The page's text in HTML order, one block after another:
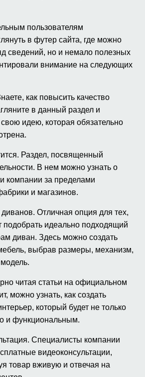
пользователям
в футер сайта, где можно
сведений, но и немало полезных
внимание на следующих
как повысить качество
в данный раздел и
идею, которая обязательно
Раздел, посвященный
В нем можно узнать о
компании за пределами
и магазинов.
диванов. Отличная опция для тех,
подобрать идеально подходящий
диван. Здесь можно создать
выбрав размеры, механизм,
читая статьи на официальном
можно узнать, как создать
который будет не только
и функциональным.
Специалисты компании
видеоконсультации,
товар вживую и отвечая на